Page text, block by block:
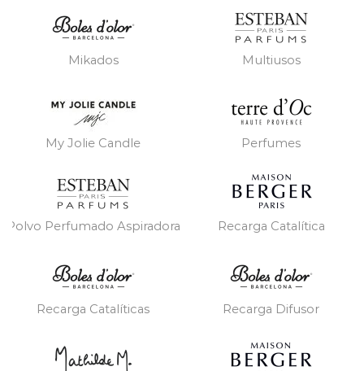
Mikados Multiusos
My Jolie Candle Perfumes
Polvo Perfumado Aspiradora Recarga Catalítica
Recarga Catalíticas Recarga Difusor